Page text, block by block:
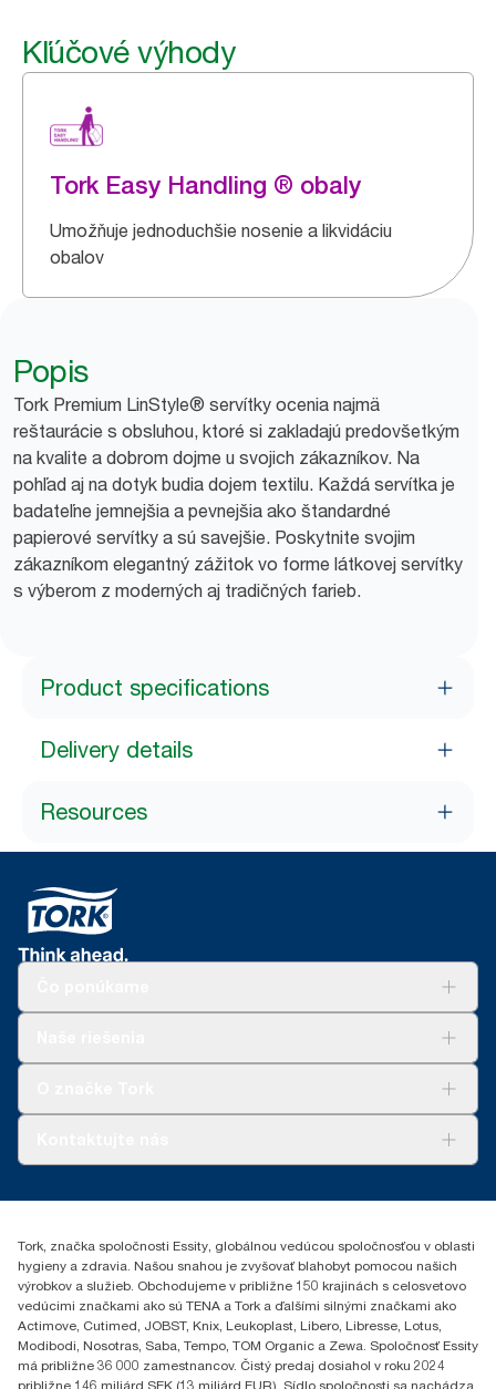
Kľúčové výhody
Tork Easy Handling ® obaly
Umožňuje jednoduchšie nosenie a likvidáciu
obalov
Popis
Tork Premium LinStyle® servítky ocenia najmä
reštaurácie s obsluhou, ktoré si zakladajú predovšetkým
na kvalite a dobrom dojme u svojich zákazníkov. Na
pohľad aj na dotyk budia dojem textilu. Každá servítka je
badateľne jemnejšia a pevnejšia ako štandardné
papierové servítky a sú savejšie. Poskytnite svojim
zákazníkom elegantný zážitok vo forme látkovej servítky
s výberom z moderných aj tradičných farieb.
Product specifications
Delivery details
Resources
Essity Slovakia s.r.o.
049 12 Gemerská Hôrka
Tork, značka spoločnosti Essity, globálnou vedúcou spoločnosťou v oblasti
hygieny a zdravia. Našou snahou je zvyšovať blahobyt pomocou našich
výrobkov a služieb. Obchodujeme v približne 150 krajinách s celosvetovo
vedúcimi značkami ako sú TENA a Tork a ďalšími silnými značkami ako
Actimove, Cutimed, JOBST, Knix, Leukoplast, Libero, Libresse, Lotus,
Modibodi, Nosotras, Saba, Tempo, TOM Organic a Zewa. Spoločnosť Essity
má približne 36 000 zamestnancov. Čistý predaj dosiahol v roku 2024
približne 146 miliárd SEK (13 miliárd EUR). Sídlo spoločnosti sa nachádza